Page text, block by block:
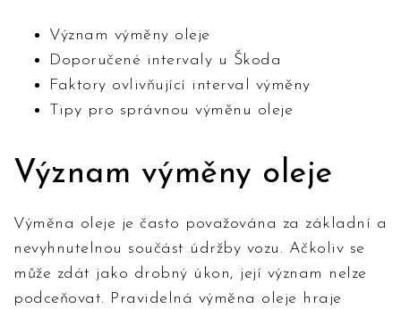
Význam výměny oleje
Doporučené intervaly u Škoda
Faktory ovlivňující interval výměny
Tipy pro správnou výměnu oleje
Význam výměny oleje
Výměna oleje je často považována za základní a
nevyhnutelnou součást údržby vozu. Ačkoliv se
může zdát jako drobný úkon, její význam nelze
podceňovat. Pravidelná výměna oleje hraje